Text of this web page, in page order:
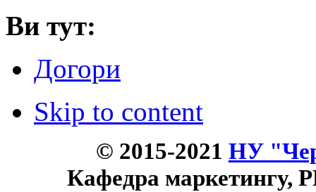
Ви тут:
Догори
Skip to content
© 2015-2021 НУ
Кафедра маркетингу,